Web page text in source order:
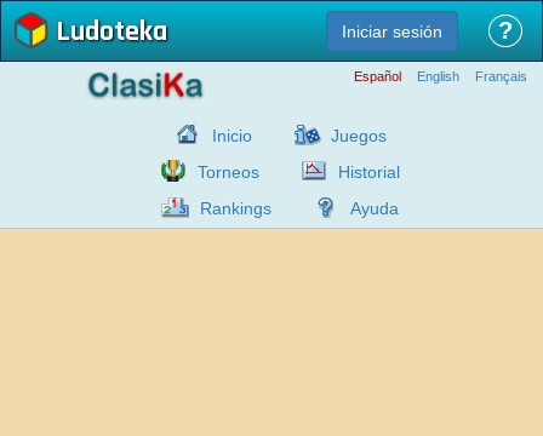
Ludoteka Iniciar sesión ?
Español English Français
Inicio
Juegos
Torneos
Historial
Rankings
Ayuda